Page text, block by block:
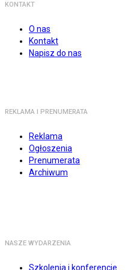
KONTAKT
O nas
Kontakt
Napisz do nas
REKLAMA I PRENUMERATA
Reklama
Ogłoszenia
Prenumerata
Archiwum
NASZE WYDARZENIA
Szkolenia i konferencje